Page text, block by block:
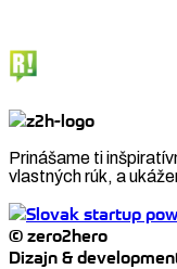
Prinášame ti
vlastných rúk, a
© zero2hero
Dizajn &